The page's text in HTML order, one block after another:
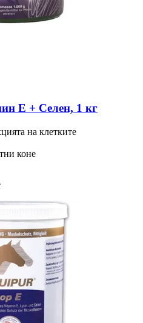
Е + Селен, 1 кг
на клетките
коне